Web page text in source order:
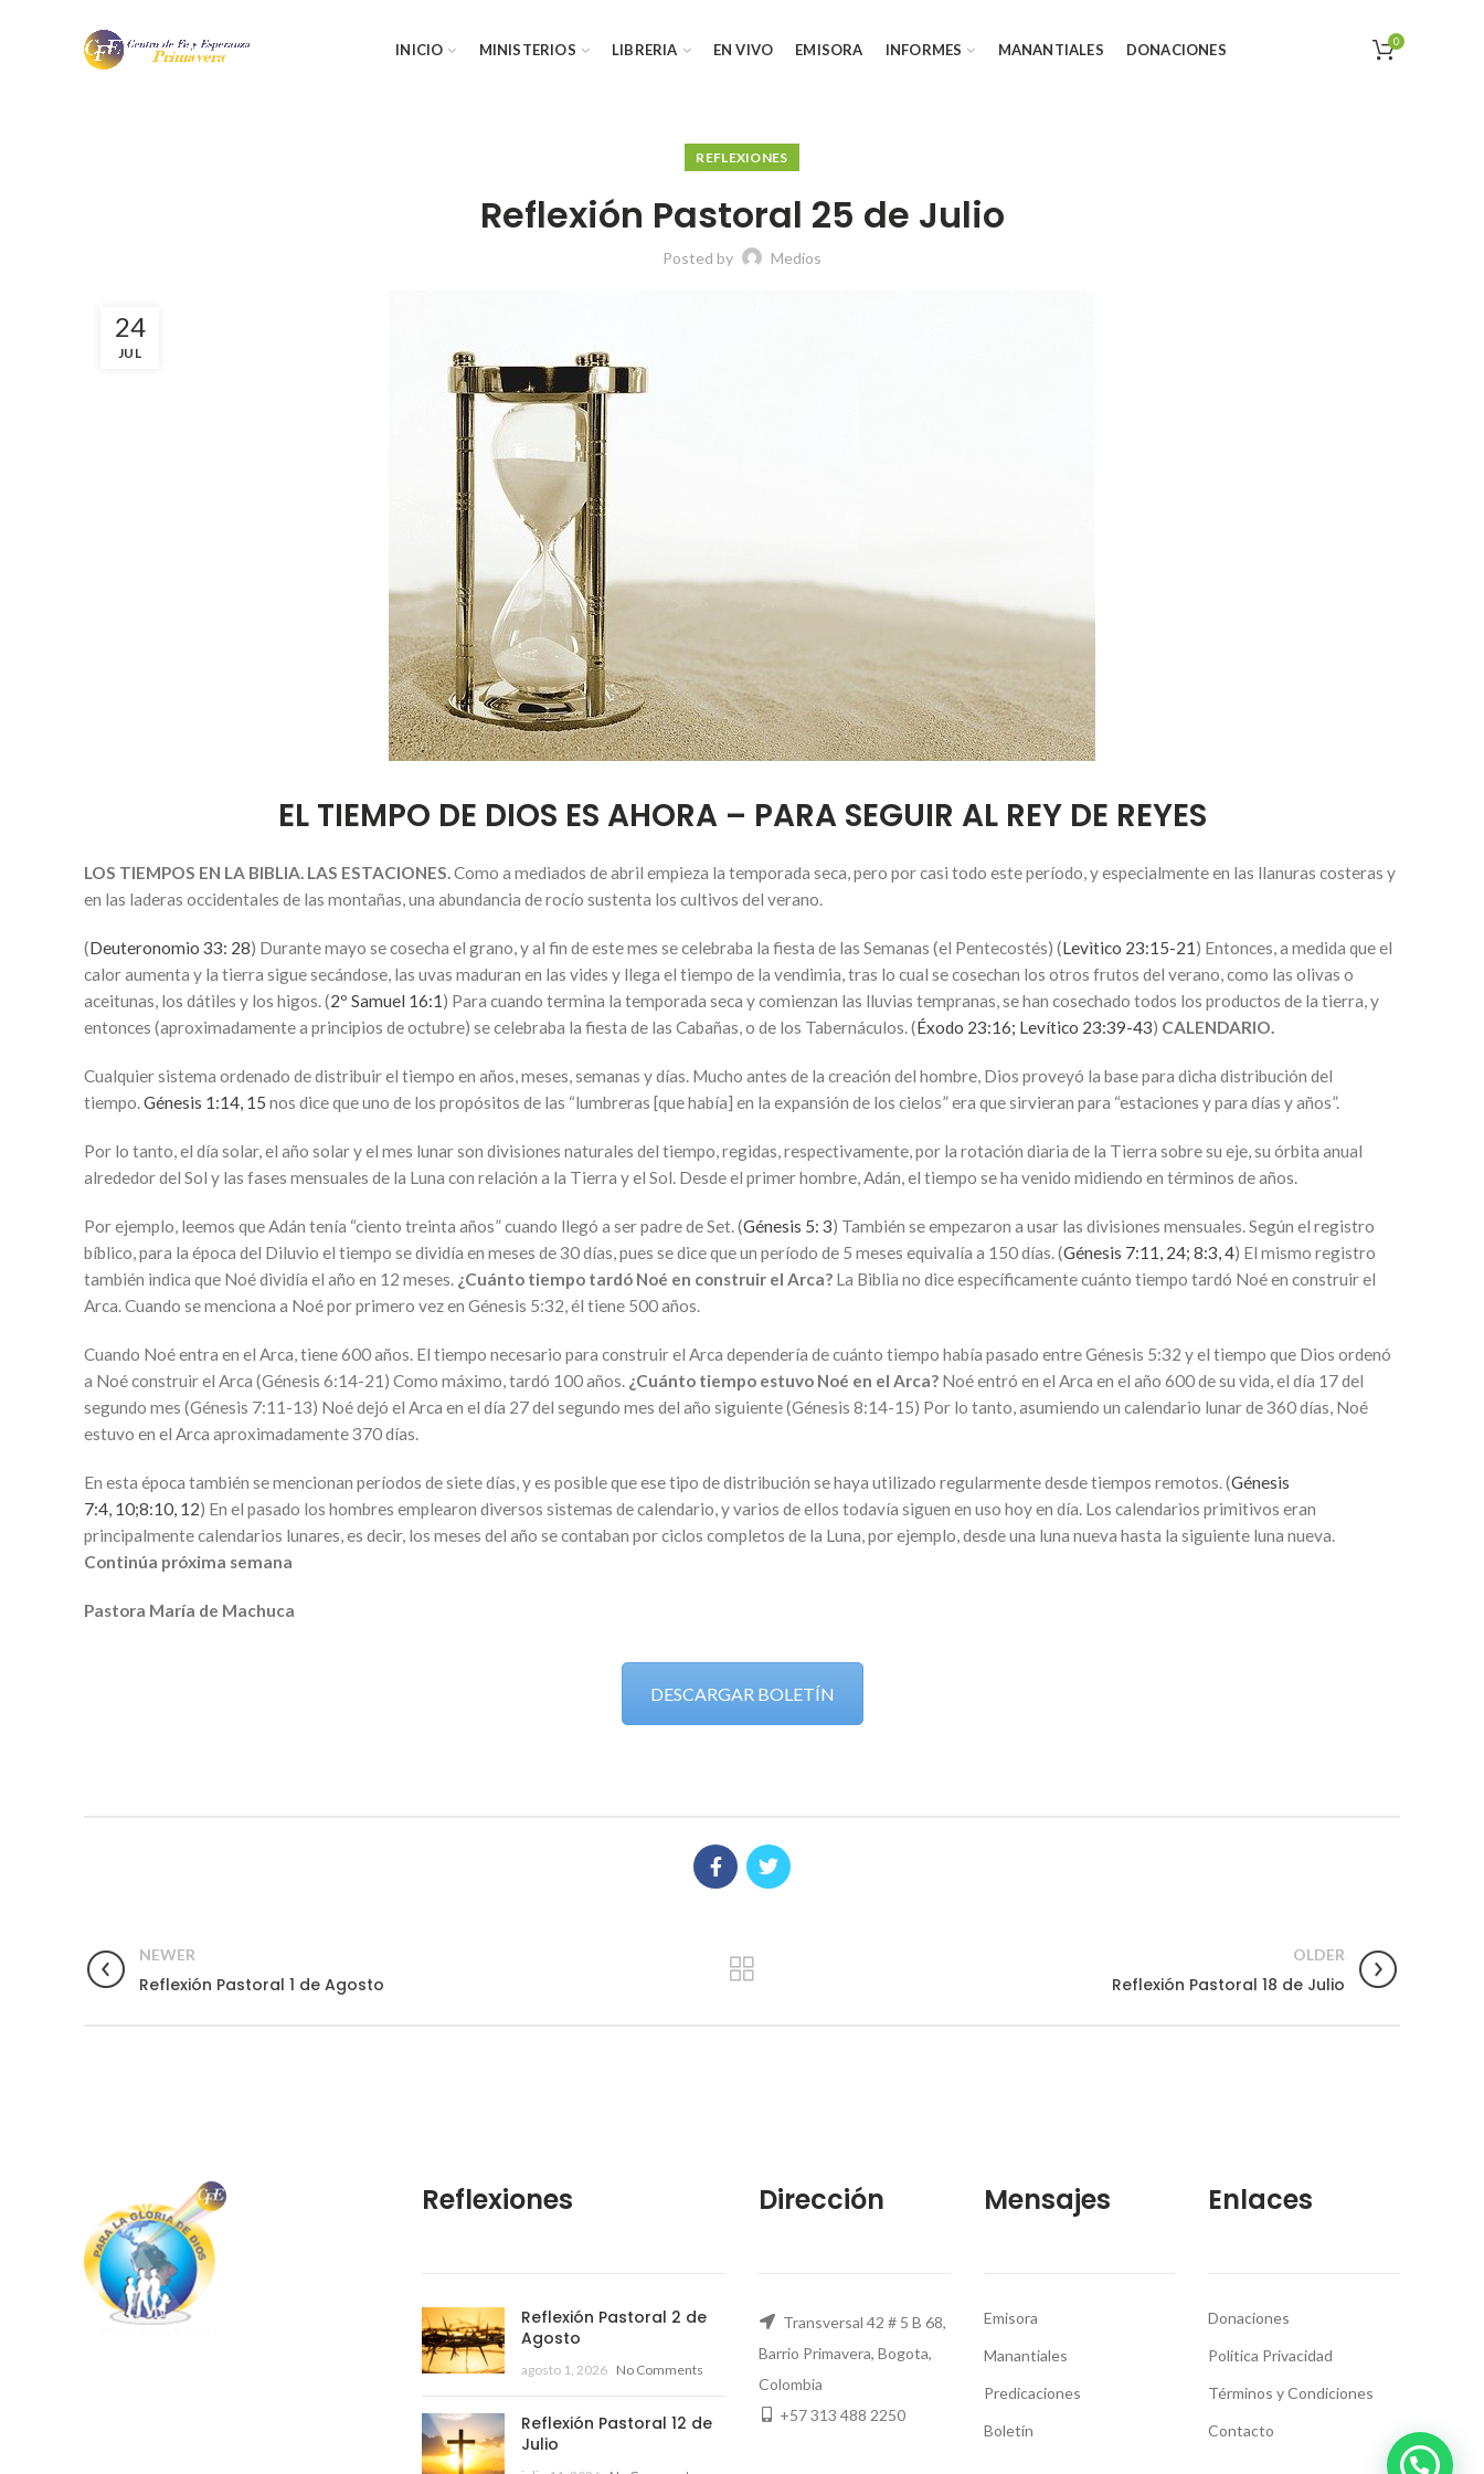
INICIO MINISTERIOS LIBRERIA EN VIVO EMISORA INFORMES MANANTIALES DONACIONES 0
REFLEXIONES
Reflexión Pastoral 25 de Julio
Posted by Medios
24
JUL
EL TIEMPO DE DIOS ES AHORA – PARA SEGUIR AL REY DE REYES
LOS TIEMPOS EN LA BIBLIA. LAS ESTACIONES.Como a mediados de abril empieza la temporada seca, pero por casi todo este período, y especialmente en las llanuras costeras y
en las laderas occidentales de las montañas, una abundancia de rocío sustenta los cultivos del verano.
(Deuteronomio 33: 28) Durante mayo se cosecha el grano, y al fin de este mes se celebraba la fiesta de las Semanas (el Pentecostés) (Levìtico 23:​15-21) Entonces, a medida que el
calor aumenta y la tierra sigue secándose, las uvas maduran en las vides y llega el tiempo de la vendimia, tras lo cual se cosechan los otros frutos del verano, como las olivas o
aceitunas, los dátiles y los higos. (2º Samuel 16:⁠1) Para cuando termina la temporada seca y comienzan las lluvias tempranas, se han cosechado todos los productos de la tierra, y
entonces (aproximadamente a principios de octubre) se celebraba la fiesta de las Cabañas, o de los Tabernáculos. (Éxodo 23:16; Levítico 23:​39-43) CALENDARIO.
Cualquier sistema ordenado de distribuir el tiempo en años, meses, semanas y días. Mucho antes de la creación del hombre, Dios proveyó la base para dicha distribución del
tiempo.Génesis 1:14, 15 nos dice que uno de los propósitos de las “lumbreras [que había] en la expansión de los cielos” era que sirvieran para “estaciones y para días y años”.
Por lo tanto, el día solar, el año solar y el mes lunar son divisiones naturales del tiempo, regidas, respectivamente, por la rotación diaria de la Tierra sobre su eje, su órbita anual
alrededor del Sol y las fases mensuales de la Luna con relación a la Tierra y el Sol. Desde el primer hombre, Adán, el tiempo se ha venido midiendo en términos de años.
Por ejemplo, leemos que Adán tenía “ciento treinta años” cuando llegó a ser padre de Set. (Génesis 5: 3) También se empezaron a usar las divisiones mensuales. Según el registro
bíblico, para la época del Diluvio el tiempo se dividía en meses de 30 días, pues se dice que un período de 5 meses equivalía a 150 días. (Génesis 7:11, 24; 8:3, 4) El mismo registro
también indica que Noé dividía el año en 12 meses. ¿Cuánto tiempo tardó Noé en construir el Arca? La Biblia no dice específicamente cuánto tiempo tardó Noé en construir el
Arca. Cuando se menciona a Noé por primero vez en Génesis 5:32, él tiene 500 años.
Cuando Noé entra en el Arca, tiene 600 años. El tiempo necesario para construir el Arca dependería de cuánto tiempo había pasado entre Génesis 5:32 y el tiempo que Dios ordenó
a Noé construir el Arca (Génesis 6:14-21) Como máximo, tardó 100 años. ¿Cuánto tiempo estuvo Noé en el Arca? Noé entró en el Arca en el año 600 de su vida, el día 17 del
segundo mes (Génesis 7:11-13) Noé dejó el Arca en el día 27 del segundo mes del año siguiente (Génesis 8:14-15) Por lo tanto, asumiendo un calendario lunar de 360 días, Noé
estuvo en el Arca aproximadamente 370 días.
En esta época también se mencionan períodos de siete días, y es posible que ese tipo de distribución se haya utilizado regularmente desde tiempos remotos. (Génesis
7:4, 10;8:10, 12) En el pasado los hombres emplearon diversos sistemas de calendario, y varios de ellos todavía siguen en uso hoy en día. Los calendarios primitivos eran
principalmente calendarios lunares, es decir, los meses del año se contaban por ciclos completos de la Luna, por ejemplo, desde una luna nueva hasta la siguiente luna nueva.
Continúa próxima semana
Pastora María de Machuca
DESCARGAR BOLETÍN
NEWER
Reflexión Pastoral 1 de Agosto
OLDER
Reflexión Pastoral 18 de Julio
Reflexiones
Reflexión Pastoral 2 de
Agosto
agosto 1, 2026 No Comments
Reflexión Pastoral 12 de
Julio
Dirección
Transversal 42 # 5 B 68,
Barrio Primavera, Bogota,
Colombia
+57 313 488 2250
Mensajes
Emisora
Manantiales
Predicaciones
Boletín
Enlaces
Donaciones
Politica Privacidad
Términos y Condiciones
Contacto